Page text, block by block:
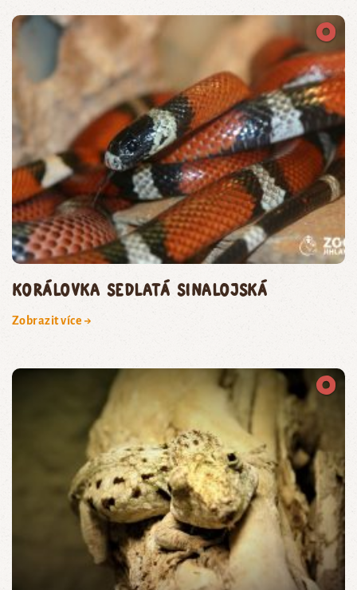
korálovka sedlatá sinalojská
Zobrazit více →